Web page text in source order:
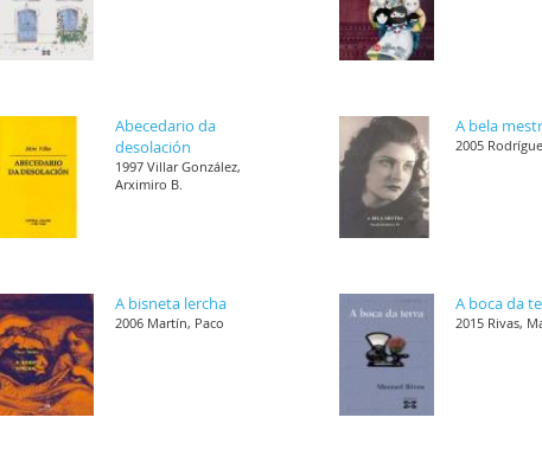
Abecedario da
desolación
1997 Villar González,
Arximiro B.
A bela
2005
A bisneta lercha
2006 Martín, Paco
A boca da
2015 Rivas,